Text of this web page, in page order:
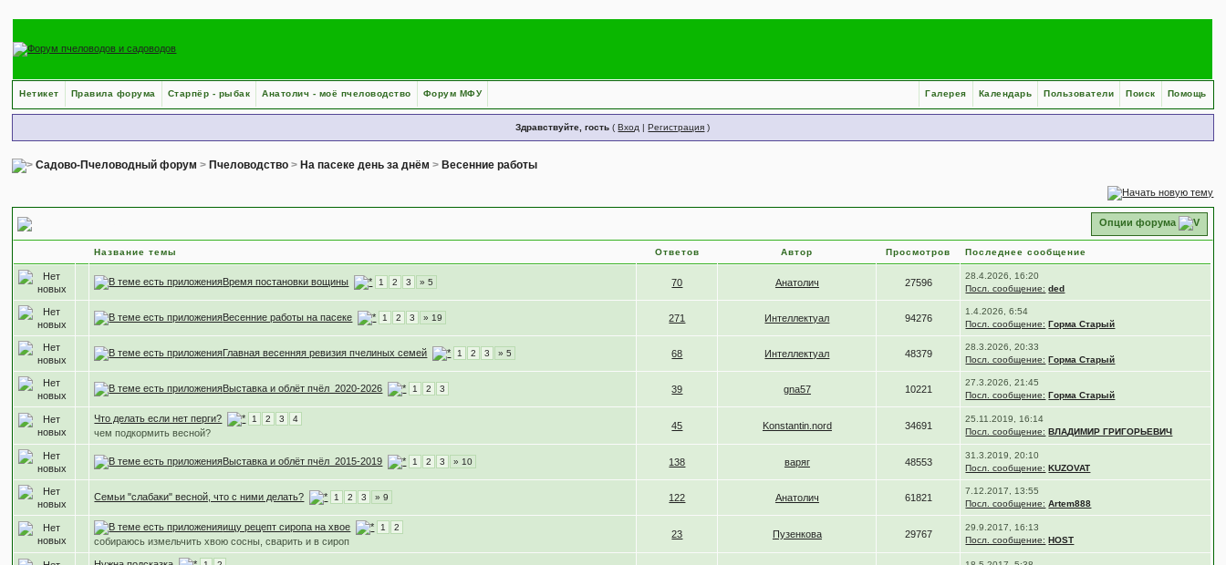
Нетикет Правила форума Старпёр - рыбак Анатолич - моё пчеловодство Форум МФУ Помощь
Поиск
Пользователи
Календарь
Галерея
Здравствуйте, гость (Вход |Регистрация )
Садово-Пчеловодный форум > Пчеловодство > На пасеке день за днём > Весенние работы
Опции форума
Название темы Ответов Автор Просмотров Последнее сообщение
Время постановки вощины 1 2 3 » 5 70 Анатолич 27596
28.4.2026, 16:20
Посл. сообщение: ded
Весенние работы на пасеке 1 2 3 » 19 271 Интеллектуал 94276
1.4.2026, 6:54
Посл. сообщение: Горма Старый
Главная весенняя ревизия пчелиных семей 1 2 3 » 5 68 Интеллектуал 48379
28.3.2026, 20:33
Посл. сообщение: Горма Старый
Выставка и облёт пчёл_2020-2026 1 2 3 39 gna57 10221
27.3.2026, 21:45
Посл. сообщение: Горма Старый
Что делать если нет перги? 1 2 3 4
чем подкормить весной?
45 Konstantin.nord 34691
25.11.2019, 16:14
Посл. сообщение: ВЛАДИМИР ГРИГОРЬЕВИЧ
Выставка и облёт пчёл_2015-2019 1 2 3 » 10 138 варяг 48553
31.3.2019, 20:10
Посл. сообщение: KUZOVAT
Семьи "слабаки" весной, что с ними делать? 1 2 3 » 9 122 Анатолич 61821
7.12.2017, 13:55
Посл. сообщение: Artem888
ищу рецепт сиропа на хвое 1 2
собираюсь измельчить хвою сосны, сварить и в сироп
23 Пузенкова 29767
29.9.2017, 16:13
Посл. сообщение: HOST